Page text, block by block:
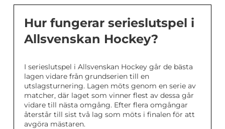
Hur fungerar serieslutspel i
Allsvenskan Hockey?
I serieslutspel i Allsvenskan Hockey går de bästa
lagen vidare från grundserien till en
utslagsturnering. Lagen möts genom en serie av
matcher, där laget som vinner flest av dessa går
vidare till nästa omgång. Efter flera omgångar
återstår till sist två lag som möts i finalen för att
avgöra mästaren.